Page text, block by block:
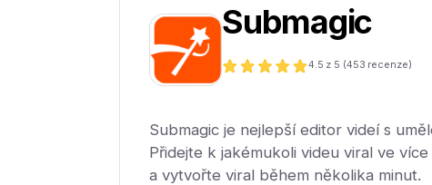
Submagic
4.5 z 5 (453 recenze)
Submagic je nejlepší editor videí s
Přidejte k jakémukoli videu viral ve
a vytvořte viral během několika minut.